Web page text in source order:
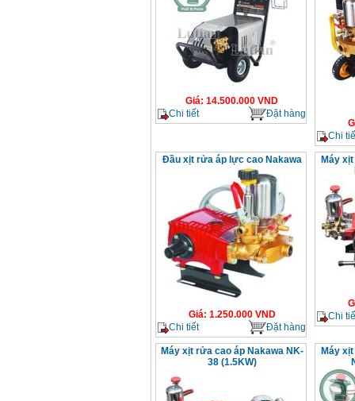
Giá: 14.500.000 VND
Chi tiết
Đặt hàng
Chi
Đầu xịt rửa áp lực cao Nakawa
Giá: 1.250.000VND
Chi tiết
Đặt hàng
Máy
Chi
Máy xịt rửa cao áp Nakawa NK-
38 (1.5KW)
Máy